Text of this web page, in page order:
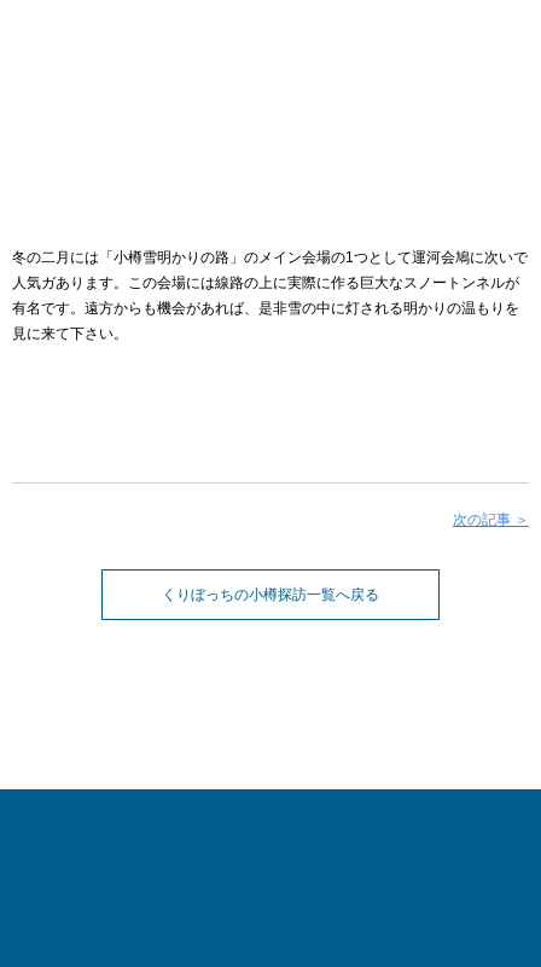
冬の二月には「小樽雪明かりの路」のメイン会場の1つとして運河会鳩に次いで
人気ガあります。この会場には線路の上に実際に作る巨大なスノートンネルが
有名です。遠方からも機会があれば、是非雪の中に灯される明かりの温もりを
見に来て下さい。
次の記事 ＞
くりぼっちの小樽探訪一覧へ戻る